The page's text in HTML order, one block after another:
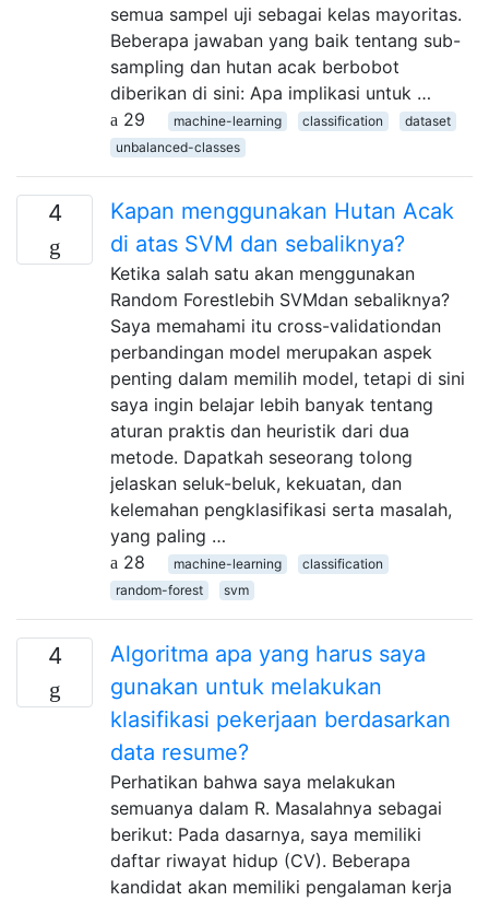
semua sampel uji sebagai kelas mayoritas.
Beberapa jawaban yang baik tentang sub-
sampling dan hutan acak berbobot
diberikan di sini: Apa implikasi untuk …
29
machine-learning classification
dataset
unbalanced-classes
4
Kapan menggunakan Hutan Acak
di atas SVM dan sebaliknya?
Ketika salah satu akan menggunakan
Random Forestlebih SVMdan sebaliknya?
Saya memahami itu cross-validationdan
perbandingan model merupakan aspek
penting dalam memilih model, tetapi di sini
saya ingin belajar lebih banyak tentang
aturan praktis dan heuristik dari dua
metode. Dapatkah seseorang tolong
jelaskan seluk-beluk, kekuatan, dan
kelemahan pengklasifikasi serta masalah,
yang paling …
28
machine-learning
classification
random-forest
svm
4
Algoritma apa yang harus saya
gunakan untuk melakukan
klasifikasi pekerjaan berdasarkan
data resume?
Perhatikan bahwa saya melakukan
semuanya dalam R. Masalahnya sebagai
berikut: Pada dasarnya, saya memiliki
daftar riwayat hidup (CV). Beberapa
kandidat akan memiliki pengalaman kerja